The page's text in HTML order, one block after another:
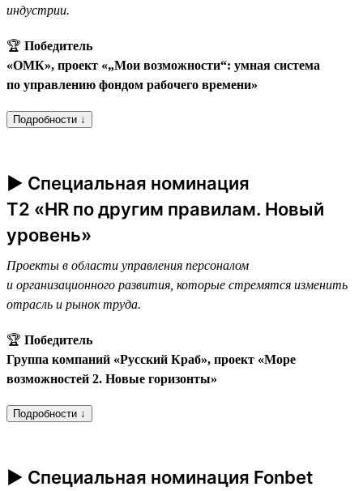
индустрии.
🏆 Победитель
«ОМК», проект «„Мои возможности“: умная система
по управлению фондом рабочего времени»
Подробности ↓
► Специальная номинация
T2 «HR по другим правилам. Новый
уровень»
Проекты в области управления персоналом
и организационного развития, которые стремятся изменить
отрасль и рынок труда.
🏆 Победитель
Группа компаний «Русский Краб», проект «Море
возможностей 2. Новые горизонты»
Подробности ↓
► Специальная номинация Fonbet